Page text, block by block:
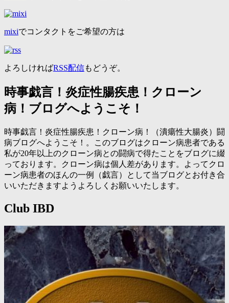
mixiでコンタクトをご希望の方は
よろしければRSS配信もどうぞ。
時事戯言！炎症性腸疾患！クローン
病！ブログへようこそ！
時事戯言！炎症性腸疾患！クローン病！（潰瘍性大腸炎）闘
病ブログへようこそ！。このブログはクローン病患者である
私が20年以上のクローン病との闘病で得たことをブログに綴
っております。クローン病は個人差があります。よってクロ
ーン病患者のほんの一例（戯言）として当ブログとお付き合
いいただきますようよろしくお願いいたします。
Club IBD